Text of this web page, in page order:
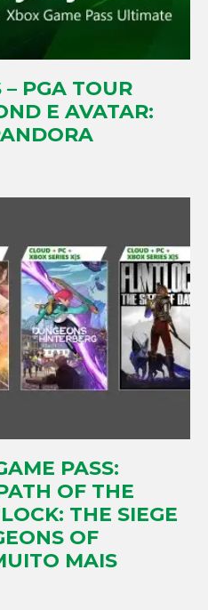
– PGA TOUR
E AVATAR:
PASS:
OF THE
THE SIEGE
OF
MAIS